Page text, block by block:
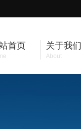
首页 关于我们
About